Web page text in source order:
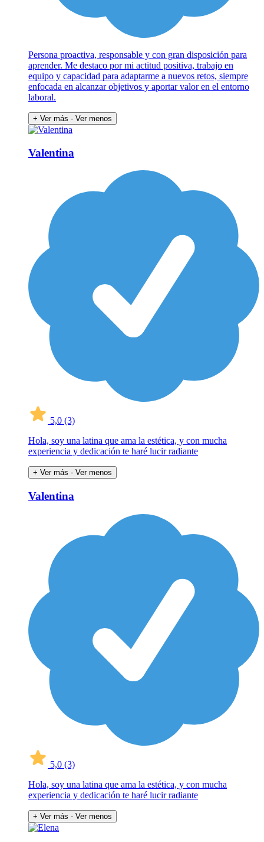
Persona proactiva, responsable y con gran disposición para
aprender. Me destaco por mi actitud positiva, trabajo en
equipo y capacidad para adaptarme a nuevos retos, siempre
enfocada en alcanzar objetivos y aportar valor en el entorno
laboral.
+ Ver más - Ver menos
Valentina
5,0 (3)
Hola, soy una latina que ama la estética, y con mucha
experiencia y dedicación te haré lucir radiante
+ Ver más - Ver menos
Valentina
5,0 (3)
Hola, soy una latina que ama la estética, y con mucha
experiencia y dedicación te haré lucir radiante
+ Ver más - Ver menos